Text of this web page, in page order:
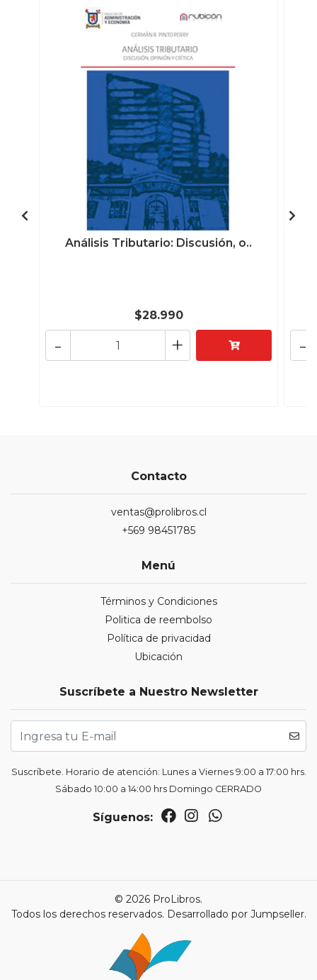
Análisis Tributario: Discusión, o..
$28.990
+
- -
Contacto
ventas@prolibros.cl
+569 98451785
Menú
Términos y Condiciones
Politica de reembolso
Política de privacidad
Ubicación
Suscríbete a Nuestro Newsletter
Suscríbete. Horario de atención: Lunes a Viernes 9:00 a 17:00 hrs.
Sábado 10:00 a 14:00 hrs Domingo CERRADO
Síguenos:
© 2026 ProLibros.
Todos los derechos reservados. Desarrollado por Jumpseller.